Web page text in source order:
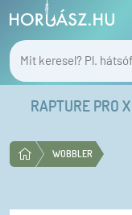
RAPTURE PRO
WOBBLER